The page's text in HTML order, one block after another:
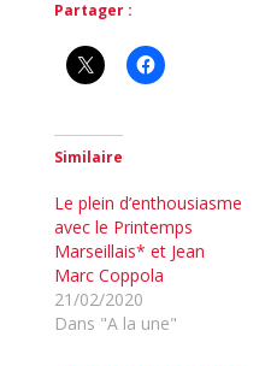
Partager :
Similaire
Le plein d’enthousiasme
avec le Printemps
Marseillais* et Jean
Marc Coppola
21/02/2020
Dans "A la une"